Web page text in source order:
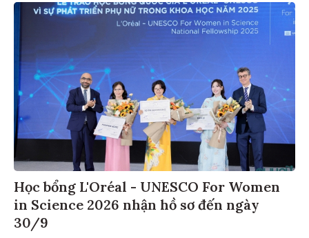
Học bổng L'Oréal - UNESCO For Women
in Science 2026 nhận hồ sơ đến ngày
30/9